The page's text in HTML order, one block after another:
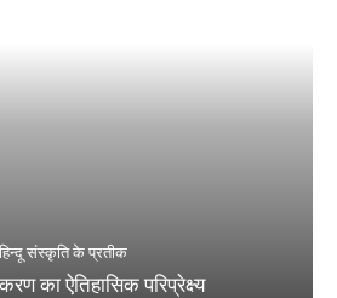
हिन्दू संस्कृति के प्रतीक
का ऐतिहासिक परिप्रेक्ष्य